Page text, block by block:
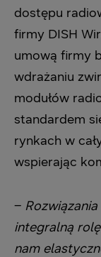
dostępu
firmy DISH
umową firmy
wdrażaniu
modułów
standardem
rynkach w
wspierając
–
integralną
nam